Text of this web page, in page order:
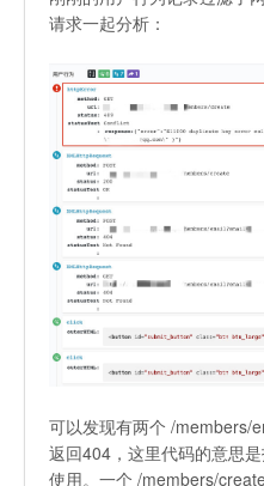
请求一起分析：
可以发现有两个 /members/
返回404，这里代码的意思
使用。一个 /members/